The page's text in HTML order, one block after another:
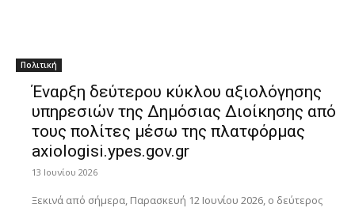
Πολιτική
Έναρξη δεύτερου κύκλου αξιολόγησης
υπηρεσιών της Δημόσιας Διοίκησης από
τους πολίτες μέσω της πλατφόρμας
axiologisi.ypes.gov.gr
13 Ιουνίου 2026
Ξεκινά από σήμερα, Παρασκευή 12 Ιουνίου 2026, ο δεύτερος